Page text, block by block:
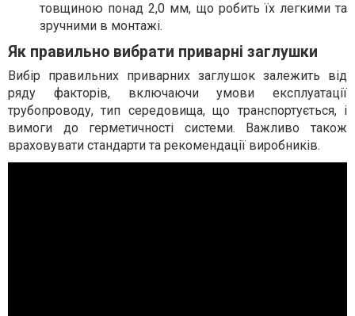
товщиною понад 2,0 мм, що робить їх легкими та
зручними в монтажі.
Як правильно вибрати приварні заглушки
Вибір правильних приварних заглушок залежить від
ряду факторів, включаючи умови експлуатації
трубопроводу, тип середовища, що транспортується, і
вимоги до герметичності системи. Важливо також
враховувати стандарти та рекомендації виробників.